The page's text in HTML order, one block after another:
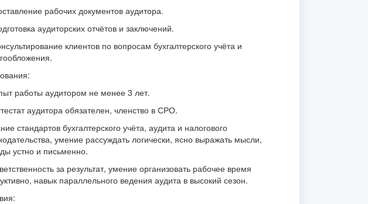
рабочих документов аудитора.
аудиторских отчётов и заключений.
клиентов по вопросам бухгалтерского учёта и
работы аудитором не менее 3 лет.
аудитора обязателен, членство в СРО.
стандартов бухгалтерского учёта, аудита и налогового
умение рассуждать логически, ясно выражать мысли,
устно и письменно.
за результат, умение организовать рабочее время
навык параллельного ведения аудита в высокий сезон.